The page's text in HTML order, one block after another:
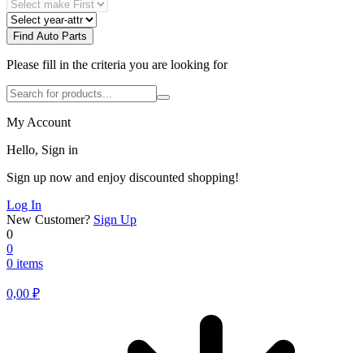
Find Auto Parts
Please fill in the criteria you are looking for
My Account
Hello, Sign in
Sign up now and enjoy discounted shopping!
Log In
New Customer? Sign Up
0
0
0 items
0,00 ₽